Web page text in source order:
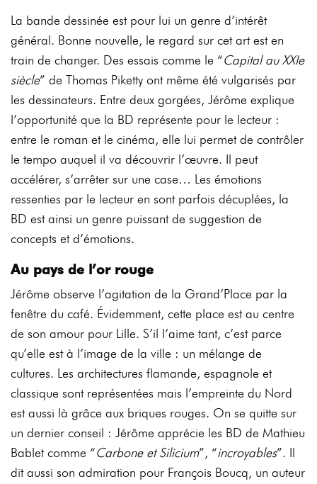
La bande dessinée est pour lui un genre d’intérêt
général. Bonne nouvelle, le regard sur cet art est en
train de changer. Des essais comme le “Capital au XXIe
siècle” de Thomas Piketty ont même été vulgarisés par
les dessinateurs. Entre deux gorgées, Jérôme explique
l’opportunité que la BD représente pour le lecteur :
entre le roman et le cinéma, elle lui permet de contrôler
le tempo auquel il va découvrir l’œuvre. Il peut
accélérer, s’arrêter sur une case… Les émotions
ressenties par le lecteur en sont parfois décuplées, la
BD est ainsi un genre puissant de suggestion de
concepts et d’émotions.
Au pays de l’or rouge
Jérôme observe l’agitation de la Grand’Place par la
fenêtre du café. Évidemment, cette place est au centre
de son amour pour Lille. S’il l’aime tant, c’est parce
qu’elle est à l’image de la ville : un mélange de
cultures. Les architectures flamande, espagnole et
classique sont représentées mais l’empreinte du Nord
est aussi là grâce aux briques rouges. On se quitte sur
un dernier conseil : Jérôme apprécie les BD de Mathieu
Bablet comme “Carbone et Silicium”, “incroyables”. Il
dit aussi son admiration pour François Boucq, un auteur